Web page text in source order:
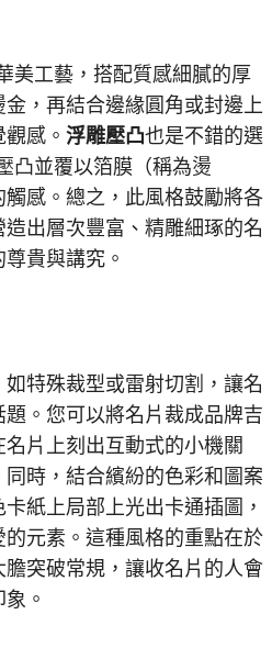
美工藝，搭配質感細膩的厚
，再結合邊緣圓角或封邊上
感。 浮雕壓凸也是不錯的選
凸並覆以箔膜（稱為燙
感。總之，此風格鼓勵將各
出層次豐富、精雕細琢的名
貴與講究。
如特殊裁型或雷射切割，讓名
。您可以將名片裁成品牌吉
片上刻出互動式的小機關
同時，結合繽紛的色彩和圖案
紙上局部上光出卡通插圖，
元素。這種風格的重點在於
膽突破常規，讓收名片的人會
。